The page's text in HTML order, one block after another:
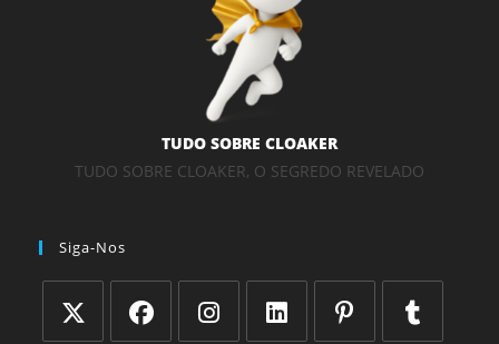
TUDO SOBRE CLOAKER
TUDO SOBRE CLOAKER, O SEGREDO REVELADO
Siga-Nos